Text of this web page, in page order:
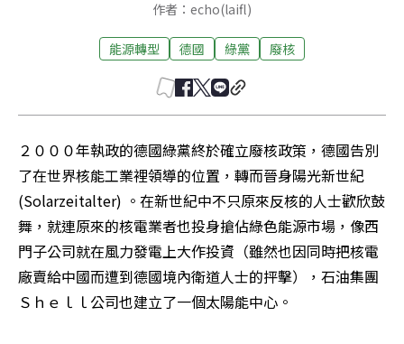
作者：echo(laifl)
能源轉型 德國 綠黨 廢核
２０００年執政的德國綠黨終於確立廢核政策，德國告別
了在世界核能工業裡領導的位置，轉而晉身陽光新世紀
(Solarzeitalter) 。在新世紀中不只原來反核的人士歡欣鼓
舞，就連原來的核電業者也投身搶佔綠色能源市場，像西
門子公司就在風力發電上大作投資（雖然也因同時把核電
廠賣給中國而遭到德國境內衛道人士的抨擊），石油集團
Ｓｈｅｌｌ公司也建立了一個太陽能中心。